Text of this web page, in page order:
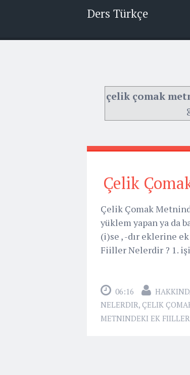
Ders Türkçe
çelik çomak
Çelik
Çelik Çomak
yüklem yapan ya da
(i)se , -dır eklerine
Fiiller Nelerdir ? 1.
06:16
NELERDIR, ÇELIK
METNINDEKI EK